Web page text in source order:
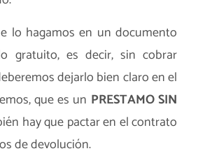
lo hagamos en un documento
gratuito, es decir, sin cobrar
dejarlo bien claro en el
que es un PRESTAMO SIN
hay que pactar en el contrato
de devolución.